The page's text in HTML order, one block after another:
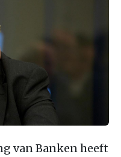
van Banken heeft